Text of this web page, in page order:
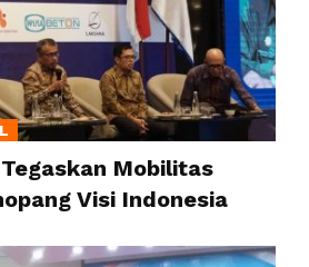
Mobilitas
Visi Indonesia